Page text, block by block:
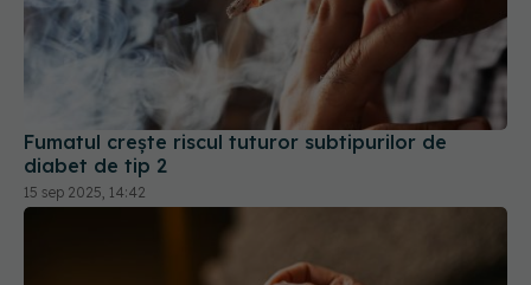
Fumatul crește riscul tuturor subtipurilor de
diabet de tip 2
15 sep 2025, 14:42